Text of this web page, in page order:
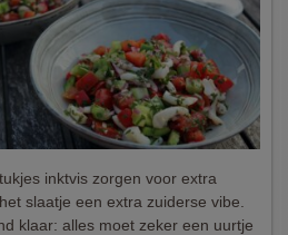
inktvis zorgen voor extra
slaatje een extra zuiderse vibe.
klaar: alles moet zeker een uurtje